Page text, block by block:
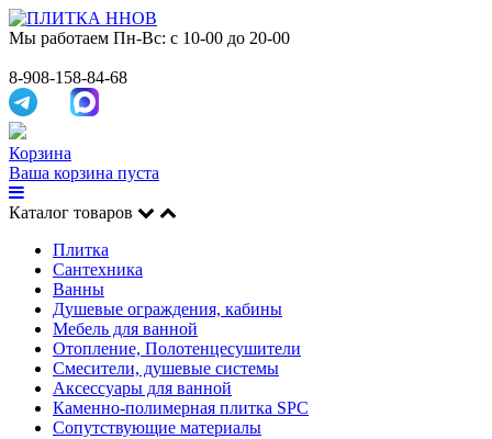
Мы работаем Пн-Вс: с 10-00 до 20-00
8-908-158-84-68
Корзина
Ваша корзина пуста
Каталог товаров
Плитка
Сантехника
Ванны
Душевые ограждения, кабины
Мебель для ванной
Отопление, Полотенцесушители
Смесители, душевые системы
Аксессуары для ванной
Каменно-полимерная плитка SPC
Сопутствующие материалы